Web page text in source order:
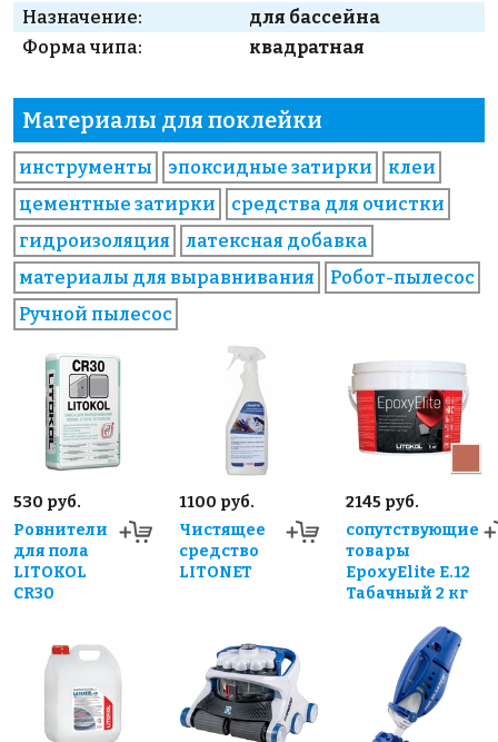
Назначение:
для бассейна
Форма чипа:
квадратная
Материалы для поклейки
инструменты эпоксидные затирки
клеи
цементные затирки
средства для очистки
гидроизоляция
латексная добавка
материалы для выравнивания
Робот-пылесос
Ручной пылесос
530 руб.
Ровнители
для пола
LITOKOL
CR30
1100 руб.
Чистящее
средство
LITONET
2145 руб.
сопутствующие
товары
EpoxyElite E.12
Табачный 2 кг